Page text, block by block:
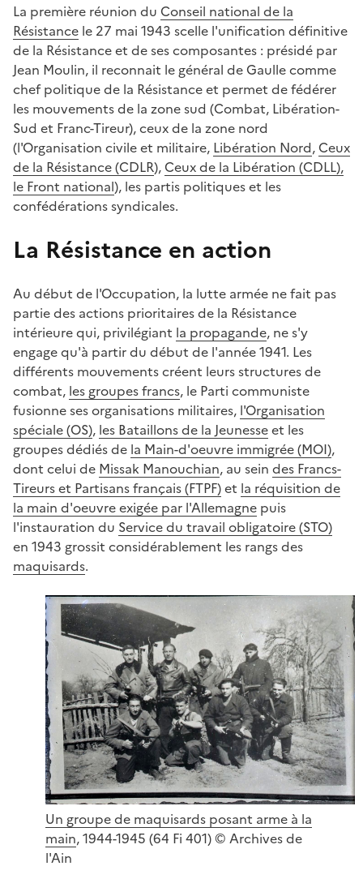
La première réunion du Conseil national de la
Résistance le 27 mai 1943 scelle l'unification définitive
de la Résistance et de ses composantes : présidé par
Jean Moulin, il reconnait le général de Gaulle comme
chef politique de la Résistance et permet de fédérer
les mouvements de la zone sud (Combat, Libération-
Sud et Franc-Tireur), ceux de la zone nord
(l'Organisation civile et militaire, Libération Nord, Ceux
de la Résistance (CDLR), Ceux de la Libération (CDLL),
le Front national), les partis politiques et les
confédérations syndicales.
La Résistance en action
Au début de l'Occupation, la lutte armée ne fait pas
partie des actions prioritaires de la Résistance
intérieure qui, privilégiant la propagande, ne s'y
engage qu'à partir du début de l'année 1941. Les
différents mouvements créent leurs structures de
combat, les groupes francs, le Parti communiste
fusionne ses organisations militaires, l'Organisation
spéciale (OS), les Bataillons de la Jeunesseet les
groupes dédiés de la Main-d'oeuvre immigrée (MOI),
dont celui de Missak Manouchian, au sein des Francs-
Tireurs et Partisans français (FTPF)et la réquisition de
la main d'oeuvre exigée par l'Allemagne puis
l'instauration du Service du travail obligatoire (STO)
en 1943 grossit considérablement les rangs des
maquisards.
Un groupe de maquisards posant arme à la
main, 1944-1945 (64 Fi 401) © Archives de
l'Ain